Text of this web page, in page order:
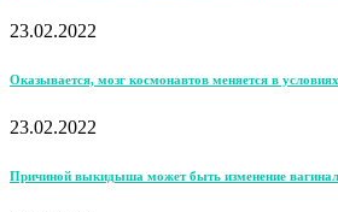
23.02.2022
Оказывается, мозг космонавтов меняется в
23.02.2022
Причиной выкидыша может быть изменение